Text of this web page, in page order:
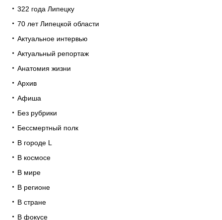
322 года Липецку
70 лет Липецкой области
Актуальное интервью
Актуальный репортаж
Анатомия жизни
Архив
Афиша
Без рубрики
Бессмертный полк
В городе L
В космосе
В мире
В регионе
В стране
В фокусе